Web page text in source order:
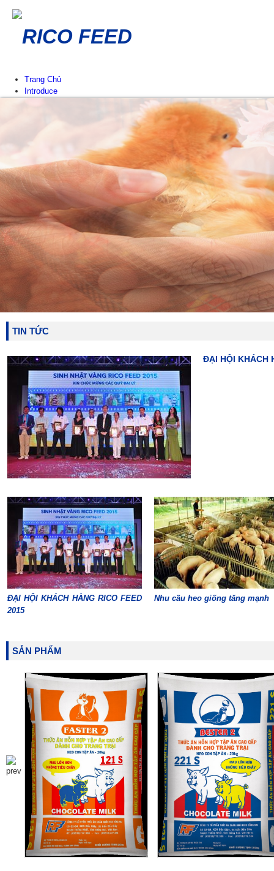
RICO FEED
Trang Chủ
Introduce
Công ty thành viên Eng
Mạng lưới phân phối Eng
Thông báo
Sự kiện tại RICO FEED
Tin chuyên ngành
Tư vấn chăn nuôi
Products
Poultry Feed
Chicken Feed
Duck Feed
Cow Feed
Recruitment
Văn hóa RICO FEED
HR Policies
Job Opportunities
Rico CSR
Truyện ngắn hay Eng
Contact
TIN TỨC
ĐẠI HỘI KHÁCH
ĐẠI HỘI KHÁCH HÀNG RICO FEED
2015
Nhu cầu heo giống tăng mạnh
SẢN PHẨM